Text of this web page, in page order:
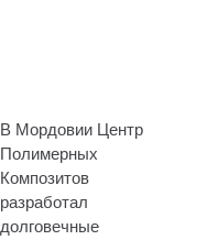
В Мордовии Центр
Полимерных
Композитов
разработал
долговечные